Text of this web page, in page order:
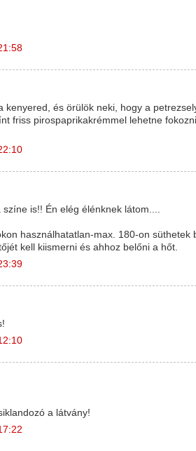
kenyered, és örülök neki, hogy a
friss pirospaprikakrémmel lehetne
is!! Én elég élénknek látom....
használhatatlan-max. 180-on
kell kiismerni és ahhoz belőni a hőt.
a látvány!